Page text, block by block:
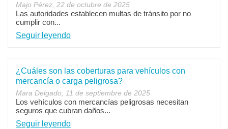
Majo Pérez, 22 de octubre de 2025
Las autoridades establecen multas de tránsito por no
cumplir con...
Seguir leyendo
¿Cuáles son las coberturas para vehículos con
mercancía o carga peligrosa?
Mara Delgado, 11 de septiembre de 2025
Los vehículos con mercancías peligrosas necesitan
seguros que cubran daños...
Seguir leyendo